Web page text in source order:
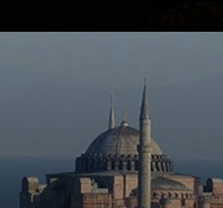
Antémio e Isidoro
construíram a
cúpula gigante.